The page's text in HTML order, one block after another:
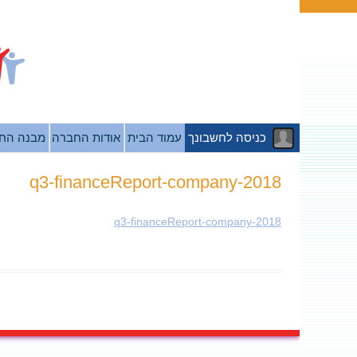
כניסה לחשבונך עמוד הבית אודות החברה מבנה
2018-q3-financeReport-company
2018-q3-financeReport-company